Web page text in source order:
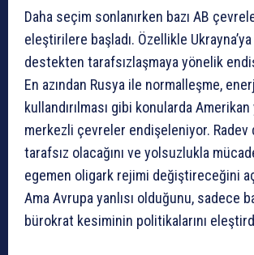
Daha seçim sonlanırken bazı AB
eleştirilere başladı. Özellikle
destekten tarafsızlaşmaya yönelik
En azından Rusya ile normalleşme,
kullandırılması gibi konularda Amerikan
merkezli çevreler endişeleniyor. Radev
tarafsız olacağını ve yolsuzlukla
egemen oligark rejimi değiştireceğini
Ama Avrupa yanlısı olduğunu, sadece
bürokrat kesiminin politikalarını